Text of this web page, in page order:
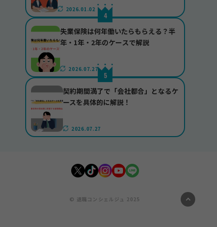
2026.01.02
失業保険は何年働いたらもらえる？半
年・1年・2年のケースで解説
2026.07.27
契約期間満了で「会社都合」となるケ
ースを具体的に解説！
2026.07.27
© 退職コンシェルジュ 2025